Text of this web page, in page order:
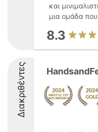
και
μια ομάδα που
8.3
Διακριθέντες